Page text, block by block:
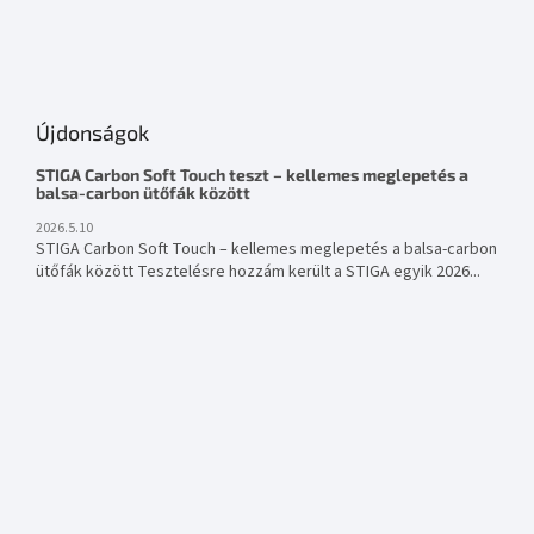
Újdonságok
STIGA Carbon Soft Touch teszt – kellemes meglepetés a
balsa-carbon ütőfák között
2026.5.10
STIGA Carbon Soft Touch – kellemes meglepetés a balsa-carbon
ütőfák között Tesztelésre hozzám került a STIGA egyik 2026...